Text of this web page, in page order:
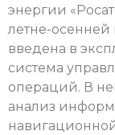
энергии
летне-
введена в
система
операций. В
анализ